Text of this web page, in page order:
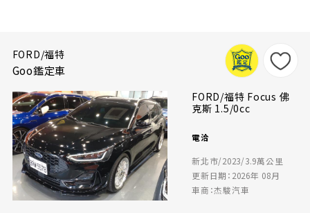
FORD/福特
Goo鑑定車
FORD/福特 Focus 佛
克斯 1.5/0cc
電洽
新北市/2023/3.9萬公里
更新日期：2026年 08月
車商：杰駿汽車